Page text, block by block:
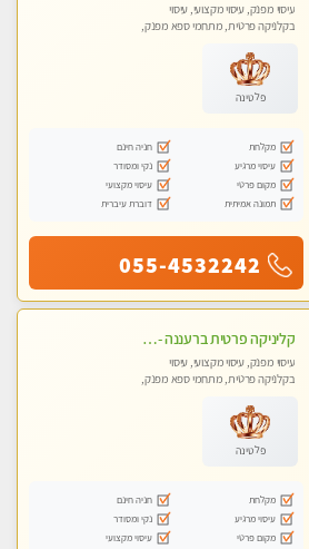
עיסוי מפנק, עיסוי מקצועי, עיסוי
בקלניקה פרטית, מתחמי ספא מפנק,
פלטינה
מקלחת
חניה חינם
עיסוי מרגיע
נקי ומסודר
מקום פרטי
עיסוי מקצועי
תמונה אמיתית
דוברת עיברית
055-4532242
קליניקה פרטית ברעננה -מעסה איכותית לעיסוי מקצועי ומפנק לכל שרירי הגוף...
עיסוי מפנק, עיסוי מקצועי, עיסוי
בקלניקה פרטית, מתחמי ספא מפנק,
פלטינה
מקלחת
חניה חינם
עיסוי מרגיע
נקי ומסודר
מקום פרטי
עיסוי מקצועי